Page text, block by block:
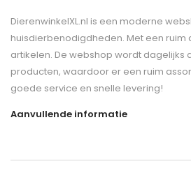
DierenwinkelXL.nl is een moderne
huisdierbenodigdheden. Met een ruim
artikelen. De webshop wordt dagelijks
producten, waardoor er een ruim
goede service en snelle levering!
Aanvullende informatie